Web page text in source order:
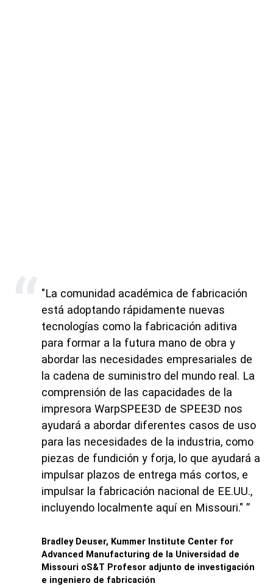
"La comunidad académica de fabricación
está adoptando rápidamente nuevas
tecnologías como la fabricación aditiva
para formar a la futura mano de obra y
abordar las necesidades empresariales de
la cadena de suministro del mundo real. La
comprensión de las capacidades de la
impresora WarpSPEE3D de SPEE3D nos
ayudará a abordar diferentes casos de uso
para las necesidades de la industria, como
piezas de fundición y forja, lo que ayudará a
impulsar plazos de entrega más cortos, e
impulsar la fabricación nacional de EE.UU.,
incluyendo localmente aquí en Missouri."
Bradley Deuser, Kummer Institute Center for
Advanced Manufacturing de la Universidad de
Missouri oS&T Profesor adjunto de investigación
e ingeniero de fabricación